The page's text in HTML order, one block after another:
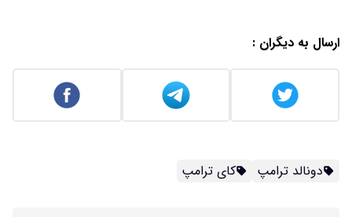
ارسال به دیگران :
دونالد ترامپ کای ترامپ